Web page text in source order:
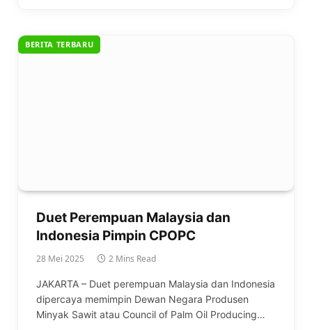
BERITA TERBARU
Duet Perempuan Malaysia dan
Indonesia Pimpin CPOPC
28 Mei 2025 2 Mins Read
JAKARTA – Duet perempuan Malaysia dan Indonesia
dipercaya memimpin Dewan Negara Produsen
Minyak Sawit atau Council of Palm Oil Producing…